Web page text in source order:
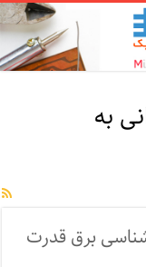
به
برق قدرت